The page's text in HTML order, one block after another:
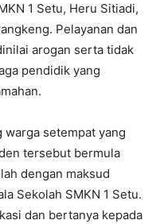
1 Setu, Heru Sitiadi,
Pelayanan dan
arogan serta tidak
pendidik yang
setempat yang
tersebut bermula
dengan maksud
Sekolah SMKN 1 Setu.
dan bertanya kepada